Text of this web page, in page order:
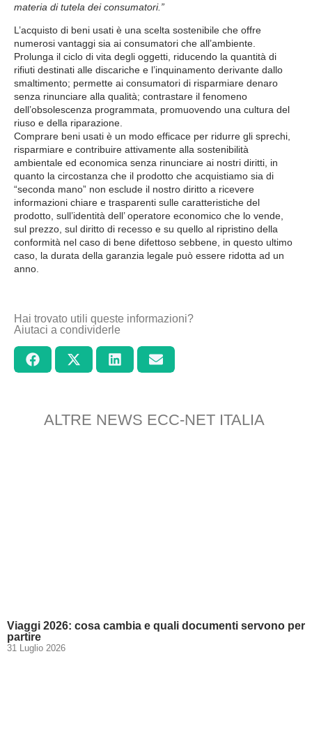
materia di tutela dei consumatori.”
L’acquisto di beni usati è una scelta sostenibile che offre
numerosi vantaggi sia ai consumatori che all’ambiente.
Prolunga il ciclo di vita degli oggetti, riducendo la quantità di
rifiuti destinati alle discariche e l’inquinamento derivante dallo
smaltimento; permette ai consumatori di risparmiare denaro
senza rinunciare alla qualità; contrastare il fenomeno
dell’obsolescenza programmata, promuovendo una cultura del
riuso e della riparazione.
Comprare beni usati è un modo efficace per ridurre gli sprechi,
risparmiare e contribuire attivamente alla sostenibilità
ambientale ed economica senza rinunciare ai nostri diritti, in
quanto la circostanza che il prodotto che acquistiamo sia di
“seconda mano” non esclude il nostro diritto a ricevere
informazioni chiare e trasparenti sulle caratteristiche del
prodotto, sull’identità dell’ operatore economico che lo vende,
sul prezzo, sul diritto di recesso e su quello al ripristino della
conformità nel caso di bene difettoso sebbene, in questo ultimo
caso, la durata della garanzia legale può essere ridotta ad un
anno.
Hai trovato utili queste informazioni?
Aiutaci a condividerle
ALTRE NEWS ECC-NET ITALIA
Viaggi 2026: cosa cambia e quali documenti servono per
partire
31 Luglio 2026